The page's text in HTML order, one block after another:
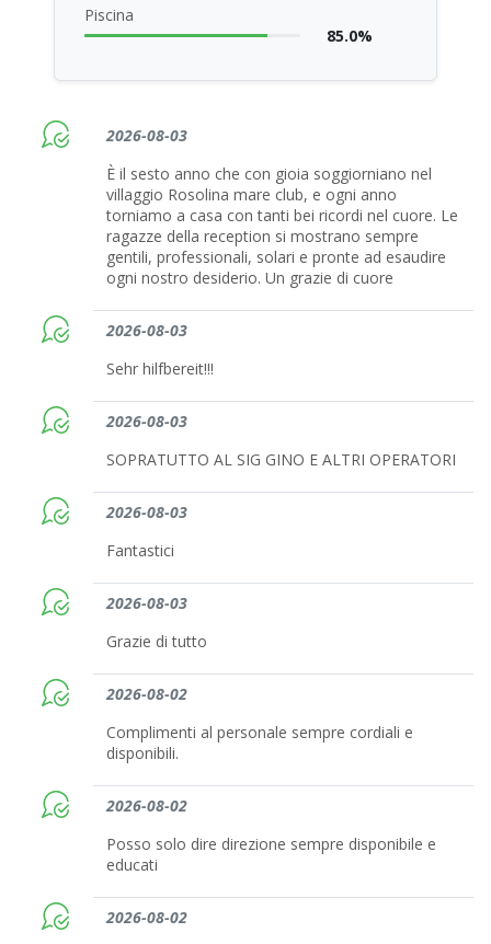
2026-08-03
È il sesto anno che con gioia soggiorniano nel
villaggio Rosolina mare club, e ogni anno
torniamo a casa con tanti bei ricordi nel cuore. Le
ragazze della reception si mostrano sempre
gentili, professionali, solari e pronte ad esaudire
ogni nostro desiderio. Un grazie di cuore
2026-08-03
Sehr hilfbereit!!!
2026-08-03
SOPRATUTTO AL SIG GINO E ALTRI OPERATORI
2026-08-03
Fantastici
2026-08-03
Grazie di tutto
2026-08-02
Complimenti al personale sempre cordiali e
disponibili.
2026-08-02
Posso solo dire direzione sempre disponibile e
educati
2026-08-02
Piscina
85.0%